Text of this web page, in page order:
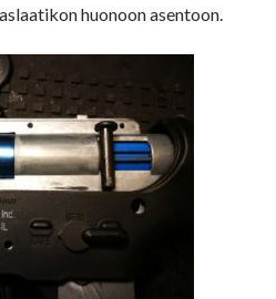
huonoon asentoon.